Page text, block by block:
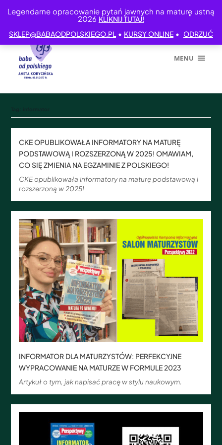
Legendarne opracowanie pytań jawnych na maturę ustną
2026 KLIKNIJ TUTAJ!
SKLEP@BABAODPOLSKIEGO.PL • KURSY ONLINE • ODRZUĆ
MENU
CKE OPUBLIKOWAŁA INFORMATORY NA MATURĘ
PODSTAWOWĄ I ROZSZERZONĄ W 2025! OMAWIAM,
CO SIĘ ZMIENIA NA EGZAMINIE Z POLSKIEGO!
CKE opublikowała Informatory na maturę podstawową i
rozszerzoną w 2025!
INFORMATOR DLA MATURZYSTÓW: PERFEKCYJNE
WYPRACOWANIE NA MATURZE W FORMULE 2023
Artykuł o tym, jak napisać pracę w stylu naukowym.